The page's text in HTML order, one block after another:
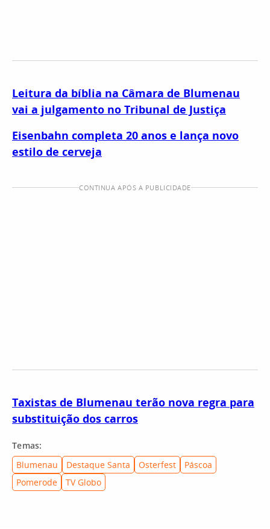
Leitura da bíblia na Câmara de Blumenau
vai a julgamento no Tribunal de Justiça
Eisenbahn completa 20 anos e lança novo
estilo de cerveja
CONTINUA APÓS A PUBLICIDADE
Taxistas de Blumenau terão nova regra para
substituição dos carros
Temas:
Blumenau
Destaque Santa Osterfest
Páscoa
Pomerode
TV Globo